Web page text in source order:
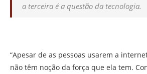
a terceira é a questão da tecnologia.
“Apesar de as pessoas usarem a
não têm noção da força que ela tem.